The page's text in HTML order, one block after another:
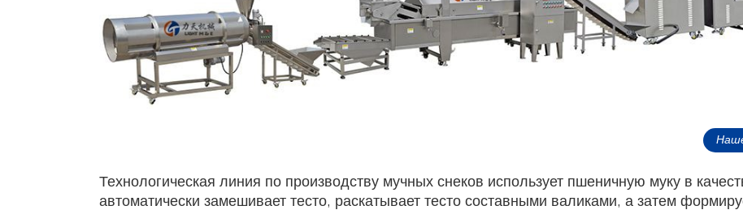
Технологическая линия по производству мучных снеков использует пшеничную муку в
автоматически замешивает тесто, раскатывает тесто составными валиками, а затем